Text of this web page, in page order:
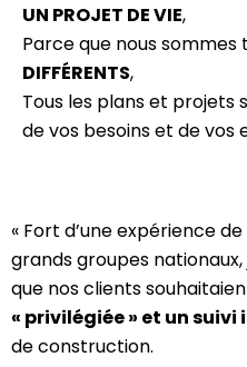
UN PROJET DE VIE,
Parce que nous sommes
DIFFÉRENTS,
Tous les plans et projets
de vos besoins et de vos
« Fort d’une expérience
grands groupes
que nos clients
« privilégiée » et un
de construction.